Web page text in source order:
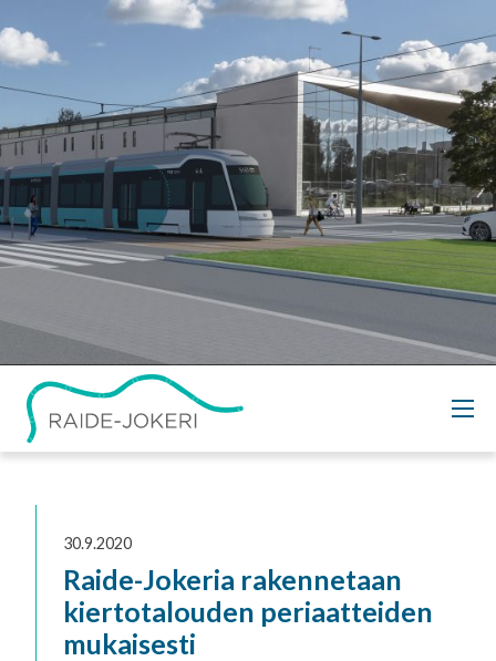
sisältöönRaide-Jokeri ja
ympäristö
30.9.2020
Raide-Jokeria rakennetaan
kiertotalouden periaatteiden
mukaisesti